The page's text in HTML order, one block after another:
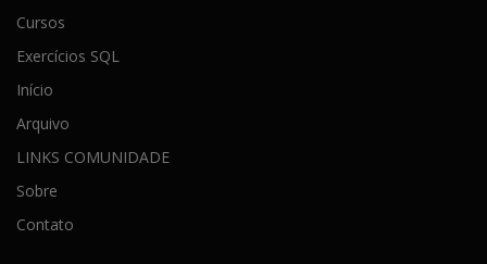
Cursos
Exercícios SQL
Início
Arquivo
LINKS COMUNIDADE
Sobre
Contato